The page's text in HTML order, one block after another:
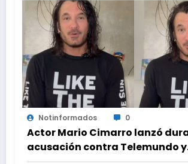
Notinformados 0
Actor Mario Cimarro lanzó
acusación contra Telemundo y